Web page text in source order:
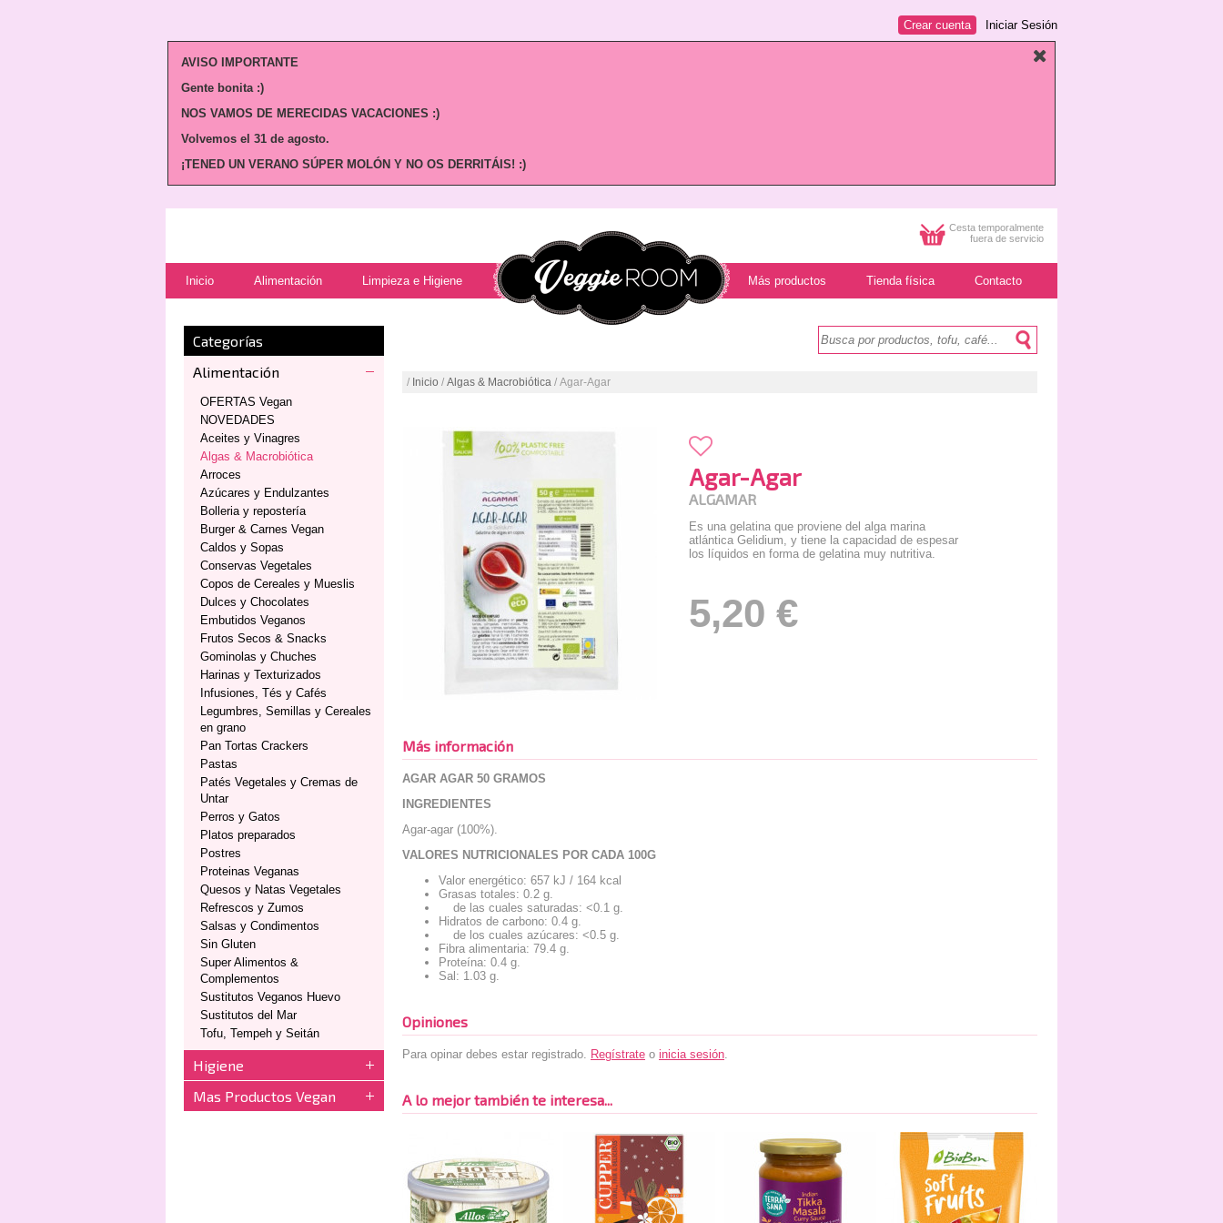
Iniciar Sesión
Crear cuenta
AVISO IMPORTANTE
Gente bonita :)
NOS VAMOS DE MERECIDAS VACACIONES :)
Volvemos el 31 de agosto.
¡TENED UN VERANO SÚPER MOLÓN Y NO OS DERRITÁIS! :)
Cesta temporalmente
fuera de servicio
Inicio Alimentación Limpieza e Higiene Más productos Tienda física Contacto
Categorías
Alimentación
OFERTAS Vegan
NOVEDADES
Aceites y Vinagres
Algas & Macrobiótica
Arroces
Azúcares y Endulzantes
Bolleria y repostería
Burger & Carnes Vegan
Caldos y Sopas
Conservas Vegetales
Copos de Cereales y Mueslis
Dulces y Chocolates
Embutidos Veganos
Frutos Secos & Snacks
Gominolas y Chuches
Harinas y Texturizados
Infusiones, Tés y Cafés
Legumbres, Semillas y Cereales
en grano
Pan Tortas Crackers
Pastas
Patés Vegetales y Cremas de
Untar
Perros y Gatos
Platos preparados
Postres
Proteinas Veganas
Quesos y Natas Vegetales
Refrescos y Zumos
Salsas y Condimentos
Sin Gluten
Super Alimentos &
Complementos
Sustitutos Veganos Huevo
Sustitutos del Mar
Tofu, Tempeh y Seitán
Higiene
Mas Productos Vegan
/ Inicio / Algas & Macrobiótica / Agar-Agar
Agar-Agar
ALGAMAR
Es una gelatina que proviene del alga marina
atlántica Gelidium, y tiene la capacidad de espesar
los líquidos en forma de gelatina muy nutritiva.
5,20 €
Más información
AGAR AGAR 50 GRAMOS
INGREDIENTES
Agar-agar (100%).
VALORES NUTRICIONALES POR CADA 100G
Valor energético: 657 kJ / 164 kcal
Grasas totales: 0.2 g.
de las cuales saturadas: <0.1 g.
Hidratos de carbono: 0.4 g.
de los cuales azúcares: <0.5 g.
Fibra alimentaria: 79.4 g.
Proteína: 0.4 g.
Sal: 1.03 g.
Opiniones
Para opinar debes estar registrado. Regístrate o inicia sesión.
A lo mejor también te interesa...